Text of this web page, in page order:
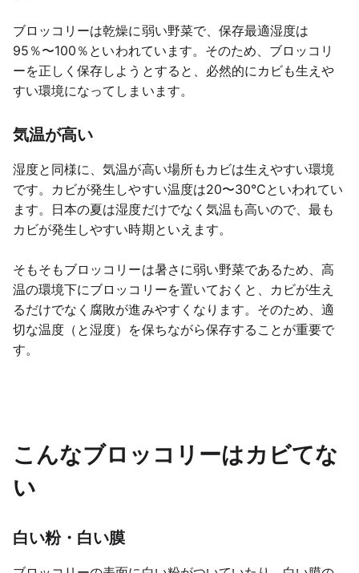
ブロッコリーは乾燥に弱い野菜で、保存最適湿度は
95％〜100％といわれています。そのため、ブロッコリ
ーを正しく保存しようとすると、必然的にカビも生えや
すい環境になってしまいます。
気温が高い
湿度と同様に、気温が高い場所もカビは生えやすい環境
です。カビが発生しやすい温度は20〜30℃といわれてい
ます。日本の夏は湿度だけでなく気温も高いので、最も
カビが発生しやすい時期といえます。
そもそもブロッコリーは暑さに弱い野菜であるため、高
温の環境下にブロッコリーを置いておくと、カビが生え
るだけでなく腐敗が進みやすくなります。そのため、適
切な温度（と湿度）を保ちながら保存することが重要で
す。
こんなブロッコリーはカビてな
い
白い粉・白い膜